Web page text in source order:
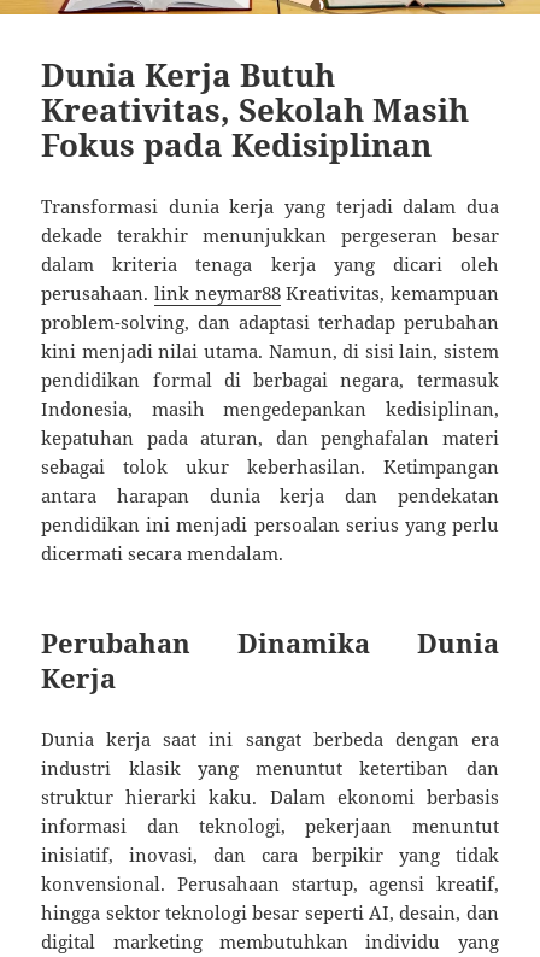
Dunia Kerja Butuh
Kreativitas, Sekolah Masih
Fokus pada Kedisiplinan
Transformasi dunia kerja yang terjadi dalam dua
dekade terakhir menunjukkan pergeseran besar
dalam kriteria tenaga kerja yang dicari oleh
perusahaan. link neymar88Kreativitas, kemampuan
problem-solving, dan adaptasi terhadap perubahan
kini menjadi nilai utama. Namun, di sisi lain, sistem
pendidikan formal di berbagai negara, termasuk
Indonesia, masih mengedepankan kedisiplinan,
kepatuhan pada aturan, dan penghafalan materi
sebagai tolok ukur keberhasilan. Ketimpangan
antara harapan dunia kerja dan pendekatan
pendidikan ini menjadi persoalan serius yang perlu
dicermati secara mendalam.
Perubahan Dinamika Dunia
Kerja
Dunia kerja saat ini sangat berbeda dengan era
industri klasik yang menuntut ketertiban dan
struktur hierarki kaku. Dalam ekonomi berbasis
informasi dan teknologi, pekerjaan menuntut
inisiatif, inovasi, dan cara berpikir yang tidak
konvensional. Perusahaan startup, agensi kreatif,
hingga sektor teknologi besar seperti AI, desain, dan
digital marketing membutuhkan individu yang